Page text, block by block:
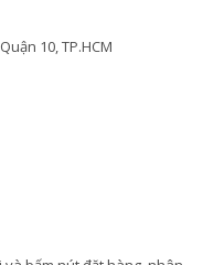
10, TP.HCM